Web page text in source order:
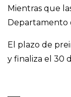
Mientras que
Departamento
El plazo de
y finaliza el 30